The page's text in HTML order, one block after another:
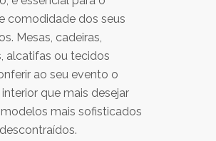
comodidade dos seus
Mesas, cadeiras,
alcatifas ou tecidos
ao seu evento o
que mais desejar
mais sofisticados